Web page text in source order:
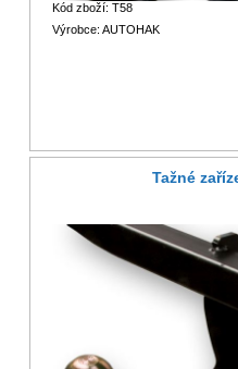
Kód zboží: T58
Výrobce: AUTOHAK
Tažné